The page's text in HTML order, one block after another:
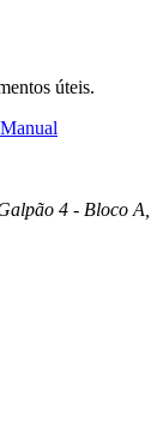
úteis.
4 - Bloco